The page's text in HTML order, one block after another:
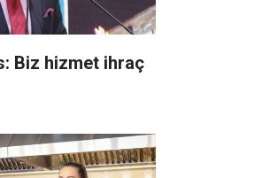
Biz hizmet ihraç